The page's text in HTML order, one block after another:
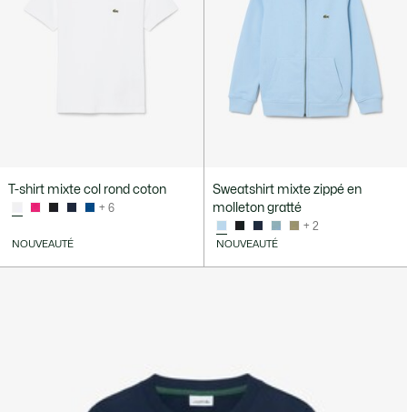
T-shirt mixte col rond coton
+ 6
NOUVEAUTÉ
Sweatshirt mixte zippé en
molleton gratté
+ 2
NOUVEAUTÉ